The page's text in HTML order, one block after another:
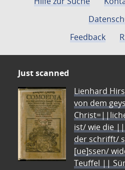
Feedback
Just scanned
Lienhard
von dem
ist/ wie die
der schrifft/
[ue]ssen/
Teuffel ||